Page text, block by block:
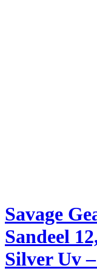
Savage
Sandeel
Silver Uv